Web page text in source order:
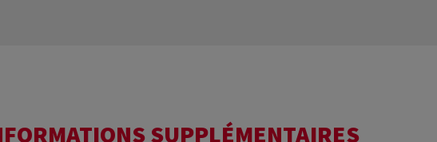
SUPPLÉMENTAIRES